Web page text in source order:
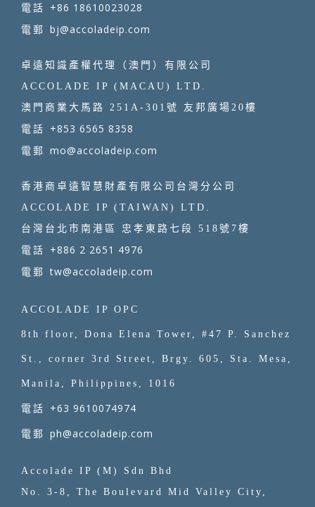
電話 +86 18610023028
電郵 bj@accoladeip.com
卓遠知識產權代理（澳門）有限公司
ACCOLADE IP (MACAU) LTD.
澳門商業大馬路 251A-301號 友邦廣場20樓
電話 +853 6565 8358
電郵 mo@accoladeip.com
香港商卓遠智慧財產有限公司台灣分公司
ACCOLADE IP (TAIWAN) LTD.
台灣台北市南港區 忠孝東路七段 518號7樓
電話 +886 2 2651 4976
電郵tw@accoladeip.com
ACCOLADE IP OPC
8th floor, Dona Elena Tower, #47 P. Sanchez
St., corner 3rd Street, Brgy. 605, Sta. Mesa,
Manila, Philippines, 1016
電話 +63 9610074974
電郵 ph@accoladeip.com
Accolade IP (M) Sdn Bhd
No. 3-8, The Boulevard Mid Valley City,